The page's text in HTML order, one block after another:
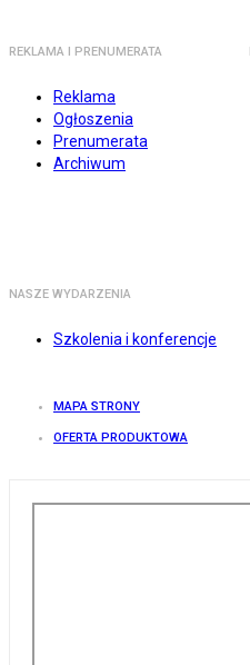
REKLAMA I PRENUMERATA
Reklama
Ogłoszenia
Prenumerata
Archiwum
NASZE WYDARZENIA
Szkolenia i konferencje
MAPA STRONY
OFERTA PRODUKTOWA